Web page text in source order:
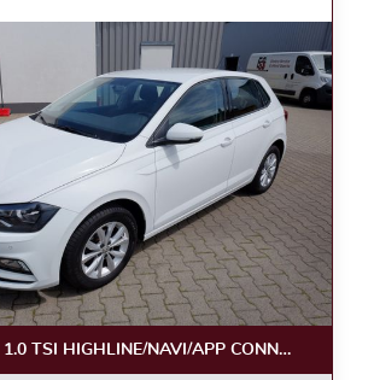
TSI HIGHLINE/NAVI/APP CONNECT/ALU